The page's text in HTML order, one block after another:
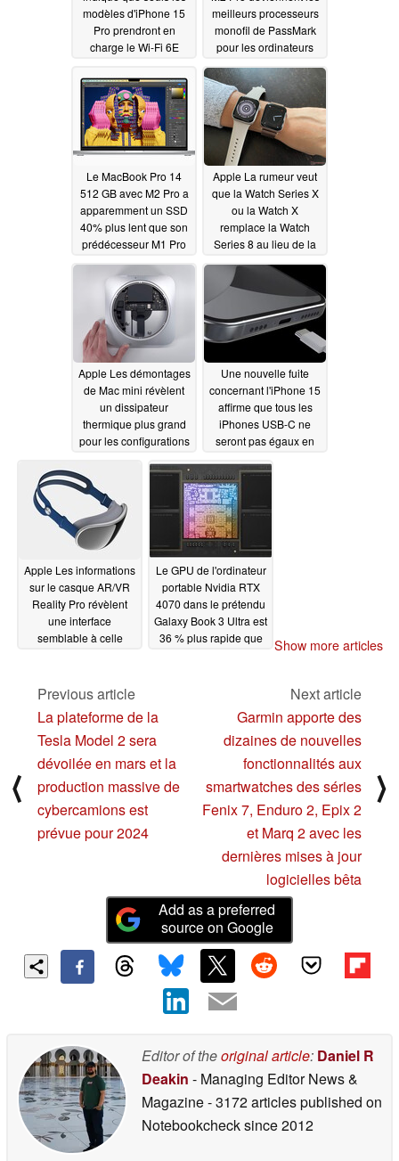
modèles d'iPhone 15
Pro prendront en
charge le Wi-Fi 6E
meilleurs processeurs
monofil de PassMark
pour les ordinateurs
Lake-HX n'a pas
encore frappé 01/28/2023
Le MacBook Pro 14
512 GB avec M2 Pro a
apparemment un SSD
40% plus lent que son
prédécesseur M1 Pro
01/27/2023
Apple La rumeur veut
que la Watch Series X
ou la Watch X
remplace la Watch
Series 8 au lieu de la
Apple Les démontages
de Mac mini révèlent
un dissipateur
thermique plus grand
pour les configurations
changements de SSD
Une nouvelle fuite
concernant l'iPhone 15
affirme que tous les
iPhones USB-C ne
seront pas égaux en
transfert de données
Apple Les informations
sur le casque AR/VR
Reality Pro révèlent
une interface
semblable à celle
proche de 3 000 USD
Le GPU de l'ordinateur
portable Nvidia RTX
4070 dans le prétendu
Galaxy Book 3 Ultra est
36 % plus rapide que
Show more articles
⟨
Previous article
La plateforme de la
Tesla Model 2 sera
dévoilée en mars et la
production massive de
cybercamions est
prévue pour 2024
Next article
Garmin apporte des
dizaines de nouvelles
fonctionnalités aux
smartwatches des séries
Fenix 7, Enduro 2, Epix 2
et Marq 2 avec les
dernières mises à jour
logicielles bêta
⟩
Add as a preferred
source on Google
Editor of theoriginal article: Daniel R
Deakin - Managing Editor News &
Magazine- 3172 articles published on
Notebookchecksince 2012